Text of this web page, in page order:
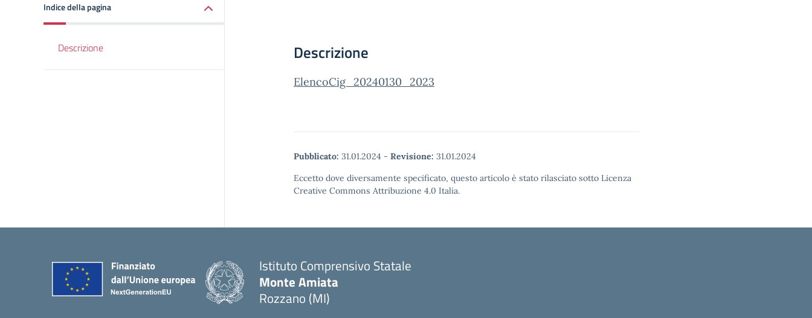
Indice della pagina
Descrizione Descrizione
ElencoCig_20240130_2023
Pubblicato: 31.01.2024 - Revisione: 31.01.2024
Eccetto dove diversamente specificato, questo articolo è stato rilasciato sotto Licenza
Creative Commons Attribuzione 4.0 Italia.
Istituto Comprensivo Statale
Monte Amiata
Rozzano (MI)